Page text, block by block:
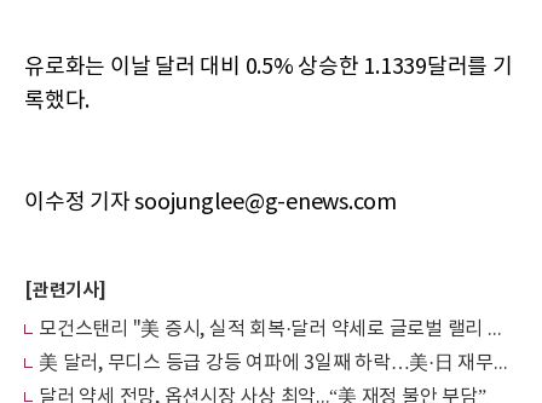
유로화는 이날 달러 대비 0.5% 상승한 1.1339달러를 기
록했다.
이수정 기자 soojunglee@g-enews.com
[관련기사]
모건스탠리 "美 증시, 실적 회복·달러 약세로 글로벌 랠리 주도할 것"
美 달러, 무디스 등급 강등 여파에 3일째 하락…美·日 재무장관 회담 주목
달러 약세 전망, 옵션시장 사상 최악...“美 재정 불안 부담”